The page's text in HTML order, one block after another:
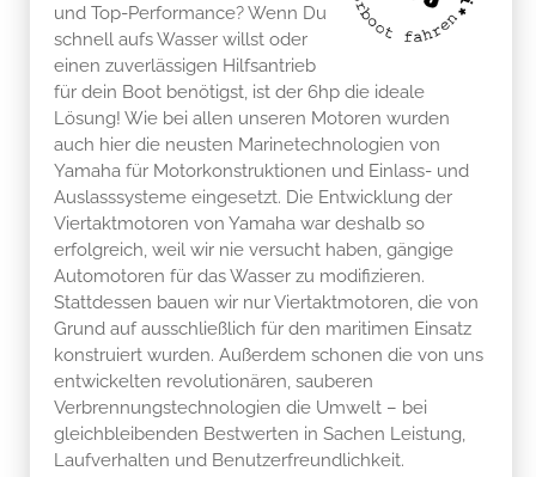
und Top-Performance? Wenn Du
schnell aufs Wasser willst oder
einen zuverlässigen Hilfsantrieb
für dein Boot benötigst, ist der 6hp die ideale
Lösung! Wie bei allen unseren Motoren wurden
auch hier die neusten Marinetechnologien von
Yamaha für Motorkonstruktionen und Einlass- und
Auslasssysteme eingesetzt. Die Entwicklung der
Viertaktmotoren von Yamaha war deshalb so
erfolgreich, weil wir nie versucht haben, gängige
Automotoren für das Wasser zu modifizieren.
Stattdessen bauen wir nur Viertaktmotoren, die von
Grund auf ausschließlich für den maritimen Einsatz
konstruiert wurden. Außerdem schonen die von uns
entwickelten revolutionären, sauberen
Verbrennungstechnologien die Umwelt – bei
gleichbleibenden Bestwerten in Sachen Leistung,
Laufverhalten und Benutzerfreundlichkeit.